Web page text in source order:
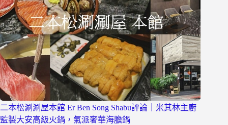
二本松涮涮屋本館 Er Ben Song Shabu評論｜米其林主廚
監製大安高級火鍋，氣派奢華海膽鍋